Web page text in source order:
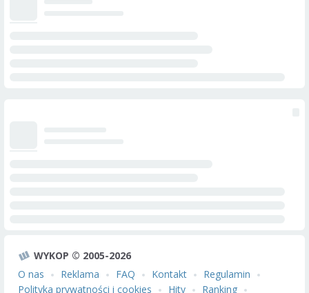
WYKOP © 2005-2026
O nas
Reklama FAQ Kontakt
Regulamin
Polityka prywatności i cookies
Hity Ranking